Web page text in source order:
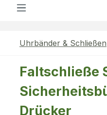
Uhrbänder & Schließen
Faltschließe
Drücker